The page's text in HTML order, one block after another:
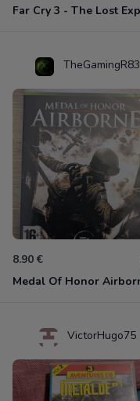
TheGamingR83
8.90 €
VictorHugo75